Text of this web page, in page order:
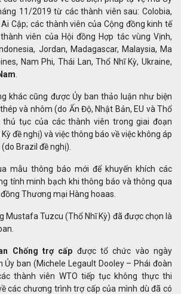
11/2019 từ các thành viên sau: Colobia,
Cập; các thành viên của Cộng đồng kinh tế
viên của Hội đồng Hợp tác vùng Vịnh,
Jordan, Madagascar, Malaysia, Ma
Nam Phi, Thái Lan, Thổ Nhĩ Kỳ, Ukraine,
khác cũng được Ủy ban thảo luận như biện
và nhôm (do Ấn Độ, Nhật Bản, EU và Thổ
thủ tục của các thành viên trong giai đoạn
đề nghị) và việc thông báo về việc không áp
Brazil đề nghị).
mẫu thông báo mới để khuyến khích các
tính minh bạch khi thông báo và thông qua
Thương mại Hàng hoaas.
Mustafa Tuzcu (Thổ Nhĩ Kỳ) đã được chọn là
Chống trợ cấp được tổ chức vào ngày
ban (Michele Legault Dooley – Phái đoàn
thành viên WTO tiếp tục không thực thi
các chương trình trợ cấp của mình dù đã có